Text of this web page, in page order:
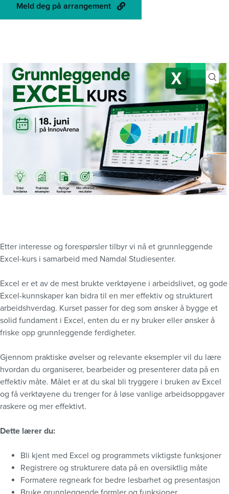
Meld deg på arrangement
Etter interesse og forespørsler tilbyr vi nå et grunnleggende
Excel-kurs i samarbeid med Namdal Studiesenter.
Excel er et av de mest brukte verktøyene i arbeidslivet, og gode
Excel-kunnskaper kan bidra til en mer effektiv og strukturert
arbeidshverdag. Kurset passer for deg som ønsker å bygge et
solid fundament i Excel, enten du er ny bruker eller ønsker å
friske opp grunnleggende ferdigheter.
Gjennom praktiske øvelser og relevante eksempler vil du lære
hvordan du organiserer, bearbeider og presenterer data på en
effektiv måte. Målet er at du skal bli tryggere i bruken av Excel
og få verktøyene du trenger for å løse vanlige arbeidsoppgaver
raskere og mer effektivt.
Dette lærer du:
Bli kjent med Excel og programmets viktigste funksjoner
Registrere og strukturere data på en oversiktlig måte
Formatere regneark for bedre lesbarhet og presentasjon